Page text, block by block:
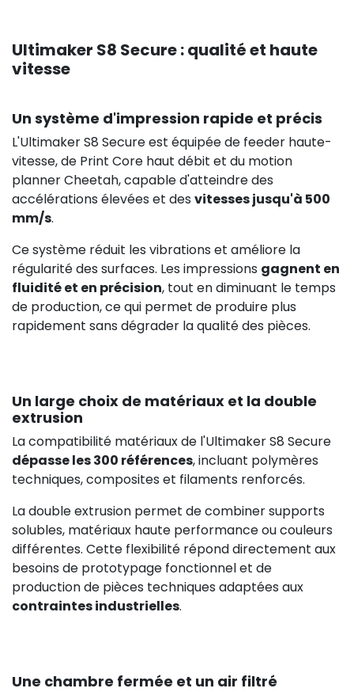
Ultimaker S8 Secure : qualité et haute
vitesse
Un système d'impression rapide et précis
L'Ultimaker S8 Secure est équipée de feeder haute-
vitesse, de Print Core haut débit et du motion
planner Cheetah, capable d'atteindre des
accélérations élevées et des vitesses jusqu'à 500
mm/s.
Ce système réduit les vibrations et améliore la
régularité des surfaces. Les impressions gagnent en
fluidité et en précision, tout en diminuant le temps
de production, ce qui permet de produire plus
rapidement sans dégrader la qualité des pièces.
Un large choix de matériaux et la double
extrusion
La compatibilité matériaux de l'Ultimaker S8 Secure
dépasse les 300 références, incluant polymères
techniques, composites et filaments renforcés.
La double extrusion permet de combiner supports
solubles, matériaux haute performance ou couleurs
différentes. Cette flexibilité répond directement aux
besoins de prototypage fonctionnel et de
production de pièces techniques adaptées aux
contraintes industrielles.
Une chambre fermée et un air filtré